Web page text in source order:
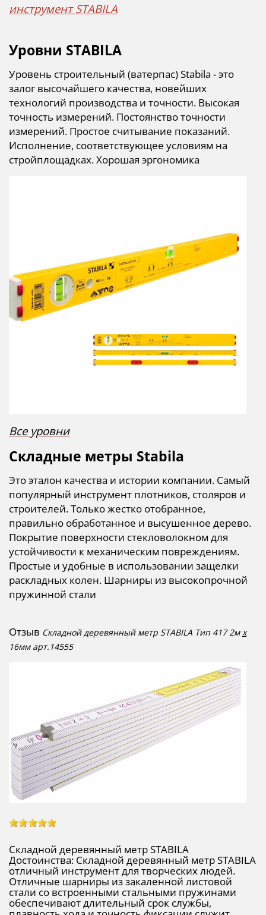
инструмент STABILA
Уровни STABILA
Уровень строительный (ватерпас) Stabila - это
залог высочайшего качества, новейших
технологий производства и точности. Высокая
точность измерений. Постоянство точности
измерений. Простое считывание показаний.
Исполнение, соответствующее условиям на
стройплощадках.Хорошая эргономика
Все уровни
Складные метры Stabila
Это эталон качества и истории компании. Самый
популярный инструмент плотников, столяров и
строителей.Только жестко отобранное,
правильно обработанное и высушенное дерево.
Покрытие поверхности стекловолокном для
устойчивости к механическим повреждениям.
Простые и удобные в использовании защелки
раскладных колен. Шарниры из высокопрочной
пружинной стали
Отзыв Складной деревянный метр STABILA Тип 417 2м х
16мм арт.14555
Складной деревянный метр STABILA
Достоинства: Складной деревянный метр STABILA
отличный инструмент для творческих людей.
Отличные шарниры из закаленной листовой
стали со встроенными стальными пружинами
обеспечивают длительный срок службы,